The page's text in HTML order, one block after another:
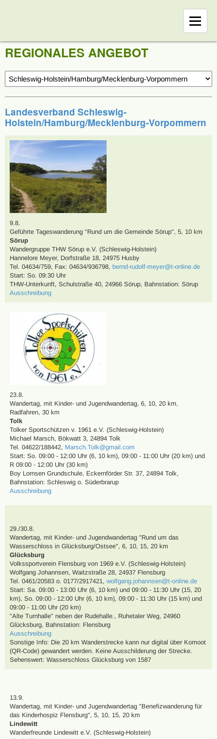
REGIONALES ANGEBOT
Landesverband Schleswig-
Holstein/Hamburg/Mecklenburg-Vorpommern
9.8.
Geführte Tageswanderung "Rund um die Gemeinde Sörup", 5, 10 km
Sörup
Wandergruppe THW Sörup e.V. (Schleswig-Holstein)
Hannelore Meyer, Dorfstraße 18, 24975 Husby
Tel. 04634/759, Fax: 04634/936798, bernd-rudolf-meyer@t-online.de
Start: So. 09:30 Uhr
THW-Unterkunft, Schulstraße 40, 24966 Sörup, Bahnstation: Sörup
Ausschreibung
23.8.
Wandertag, mit Kinder- und Jugendwandertag, 6, 10, 20 km,
Radfahren, 30 km
Tolk
Tolker Sportschützen v. 1961 e.V. (Schleswig-Holstein)
Michael Marsch, Bökwatt 3, 24894 Tolk
Tel. 04622/188442, Marsch.Tolk@gmail.com
Start: So. 09:00 - 12:00 Uhr (6, 10 km), 09:00 - 11:00 Uhr (20 km) und
R 09:00 - 12:00 Uhr (30 km)
Boy Lornsen Grundschule, Eckernförder Str. 37, 24894 Tolk,
Bahnstation: Schleswig o. Süderbrarup
Ausschreibung
29./30.8.
Wandertag, mit Kinder- und Jugendwandertag "Rund um das
Wasserschloss in Glücksburg/Ostsee", 6, 10, 15, 20 km
Glücksburg
Volkssportverein Flensburg von 1969 e.V. (Schleswig-Holstein)
Wolfgang Johannsen, Waitzstraße 28, 24937 Flensburg
Tel. 0461/20583 o. 0177/2917421, wolfgang.johannsen@t-online.de
Start: Sa. 09:00 - 13:00 Uhr (6, 10 km) und 09:00 - 11:30 Uhr (15, 20
km), So. 09:00 - 12:00 Uhr (6, 10 km), 09:00 - 11:30 Uhr (15 km) und
09:00 - 11:00 Uhr (20 km)
"Alte Turnhalle" neben der Rudehalle., Ruhetaler Weg, 24960
Glücksburg, Bahnstation: Flensburg
Ausschreibung
Sonstige Info: Die 20 km Wanderstrecke kann nur digital über Komoot
(QR-Code) gewandert werden. Keine Ausschilderung der Strecke.
Sehenswert: Wasserschloss Glücksburg von 1587
13.9.
Wandertag, mit Kinder- und Jugendwandertag "Benefizwanderung für
das Kinderhospiz Flensburg", 5, 10, 15, 20 km
Lindewitt
Wanderfreunde Lindewitt e.V. (Schleswig-Holstein)